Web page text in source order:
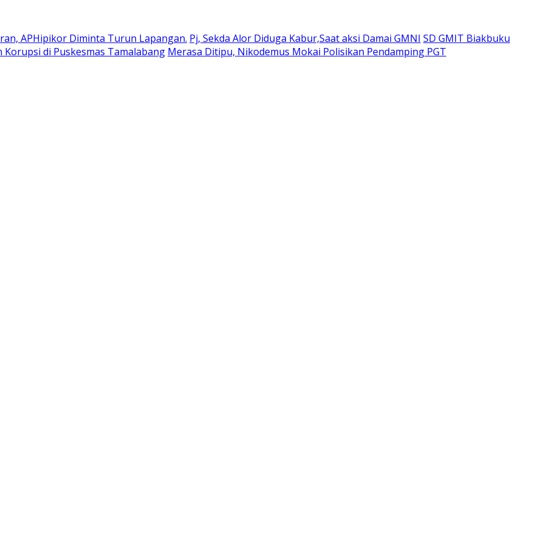
APHipikor Diminta Turun Lapangan. Pj, Sekda Alor Diduga Kabur,Saat aksi Damai GMNI SD GMIT Biakbuku
di Puskesmas Tamalabang Merasa Ditipu, Nikodemus Mokai Polisikan Pendamping PGT